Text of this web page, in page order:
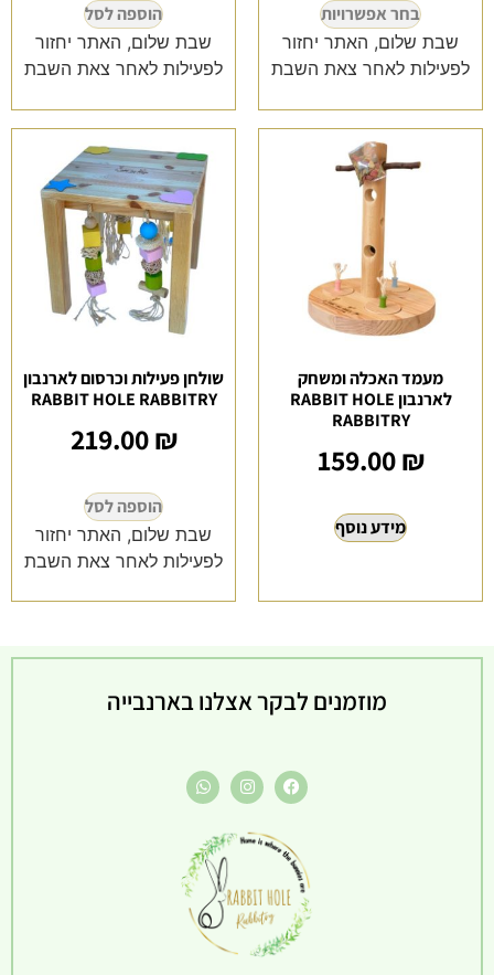
בחר אפשרויות
שבת שלום, האתר יחזור
לפעילות לאחר צאת השבת
הוספה לסל
שבת שלום, האתר יחזור
לפעילות לאחר צאת השבת
מעמד האכלה ומשחק
לארנבון RABBIT HOLE
RABBITRY
159.00₪
מידע נוסף
שולחן פעילות וכרסום לארנבון
RABBIT HOLE RABBITRY
219.00₪
הוספה לסל
שבת שלום, האתר יחזור
לפעילות לאחר צאת השבת
מוזמנים לבקר אצלנו בארנבייה